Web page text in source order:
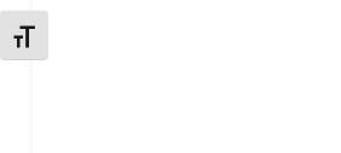
Schrift vergrößern